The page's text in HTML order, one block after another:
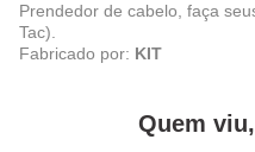
Prendedor de cabelo, faça
Tac).
Fabricado por: KIT
Quem